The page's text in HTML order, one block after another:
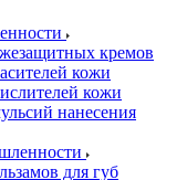
кремов
кожи
кожи
нанесения
для губ